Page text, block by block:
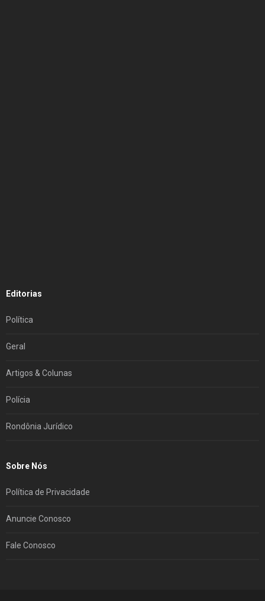
Editorias
Política
Geral
Artigos & Colunas
Polícia
Rondônia Jurídico
Sobre Nós
Política de Privacidade
Anuncie Conosco
Fale Conosco